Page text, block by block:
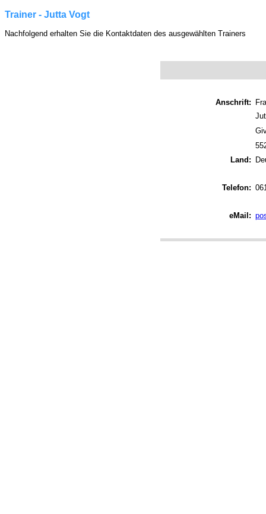
Trainer - Jutta Vogt
Nachfolgend erhalten Sie die Kontaktdaten des ausgewählten Trainers
Anschrift:
Land:
Telefon:
eMail: